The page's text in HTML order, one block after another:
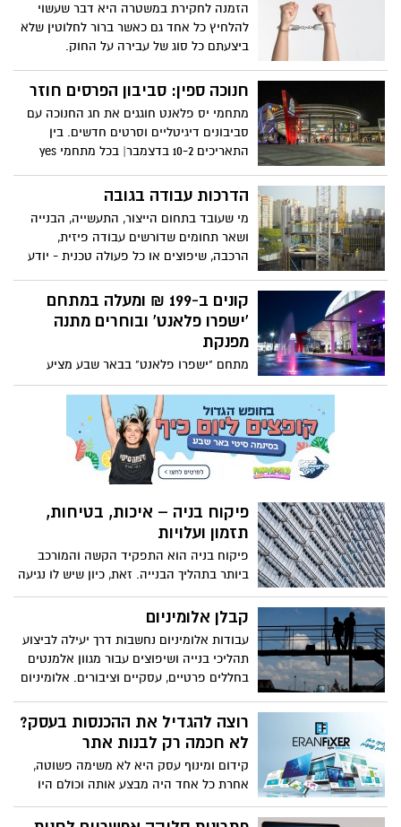
הזמנה לחקירת במשטרה היא דבר שעשוי
להלחיץ כל אחד גם כאשר ברור לחלוטין שלא
ביצעתם כל סוג של עבירה על החוק.
תחת החוק וזימון לחקירה עשוי להיות פתח
לצרות צרורות אם לא יודעים כיצד להתנהג
במהלכה.
חנוכה ספין: סביבון הפרסים חוזר
מתחמי יס פלאנט חוגגים את חג החנוכה עם
סביבונים דיגיטליים וסרטים חדשים. בין
התאריכים 10-2 בדצמבר| בכל מתחמי yes
הדרכות עבודה בגובה
מי שעובד בתחום הייצור, התעשייה, הבנייה
ושאר תחומים שדורשים עבודה פיזית,
הרכבה, שיפוצים או כל פעולה טכנית - יודע
בזהירות ובצורה נכונה ובטוחה. בשל כך חשוב
לדעת יותר על הדרך לבחור הדרכות עבודה
בגובה כמו גם על החשיבות של הדרכה מסוג
זה.
קונים ב-199 ₪ ומעלה במתחם
'ישפרו פלאנט' ובוחרים מתנה
מפנקת
מתחם "ישפרו פלאנט" בבאר שבע מציע
ללקוחותיו מבצע מיוחד: "ישפרו טריפל".
במסגרת המבצע, לקוחות המתחם הרוכשים
ב-199 ₪ ומעלה באחת מחנויות המתחם, יוכלו
לבחור מתנה אחת מתוך שלוש מתנות שתמיד
כיף לקבל: כרטיס קולנוע מתנה ברשת "יס
פלאנט", ארוחת וופר מתנה ברשת "ברגר קינג"
פיקוח בניה – איכות, בטיחות,
תזמון ועלויות
פיקוח בניה הוא התפקיד הקשה והמורכב
ביותר בתהליך הבנייה. זאת, כיון שיש לו נגיעה
לכל אחד מהתחומים בבנייה, ללא יוצא מן
הכלל. האם יש הגדרת תפקיד למפקח הבניה,
העבודה שלו? מי ממנה אותו לתפקיד?
בשורות הבאות נעסוק בנושא ונביא הסבר
קצר על תפקידו של מפקח הבניה ועל
החשיבות שלו.
קבלן אלומיניום
עבודות אלומיניום נחשבות דרך יעילה לביצוע
תהליכי בנייה ושיפוצים עבור מגוון אלמנטים
בחללים פרטיים, עסקיים וציבורים. אלומיניום
שהוא מסייע לשמור על הסביבה, כמו גם
שהוא מאפשר בנייה קלה וחסכנית. אבל מתי
נרצה לבצע בנייה קלה? וכיצד בוחרים קבלן
אלומיניום מקצועי? כל המידע בהמשך!
רוצה להגדיל את ההכנסות בעסק?
לא חכמה רק לבנות אתר
קידום ומינוף עסק היא לא משימה פשוטה,
אחרת כל אחד היה מבצע אותה וכולם היו
עצמאיים ומלאי אושר ועושר עד עצם היום
הזה. מלאכת הפרסום הנה קשה וסיזיפית